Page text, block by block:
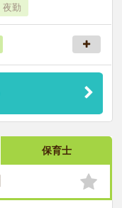
夜勤
保育士